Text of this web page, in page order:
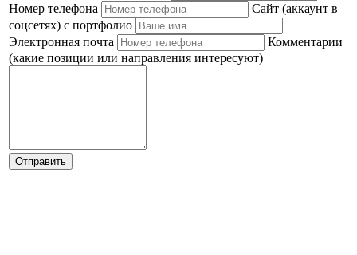
Номер телефона
Сайт (аккаунт в
соцсетях) с портфолио
Электронная почта
Комментарии
(какие позиции или направления интересуют)
Отправить